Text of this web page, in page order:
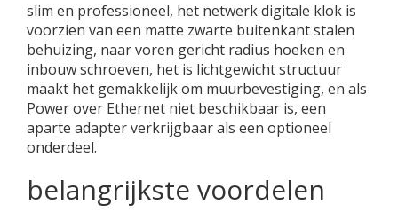
slim en professioneel, het netwerk digitale klok is
voorzien van een matte zwarte buitenkant stalen
behuizing, naar voren gericht radius hoeken en
inbouw schroeven, het is lichtgewicht structuur
maakt het gemakkelijk om muurbevestiging, en als
Power over Ethernet niet beschikbaar is, een
aparte adapter verkrijgbaar als een optioneel
onderdeel.
belangrijkste voordelen